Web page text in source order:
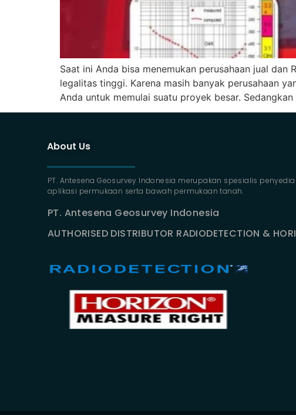
Saat ini Anda bisa menemukan perusahaan jual
legalitas tinggi. Karena masih banyak perusahaan
Anda untuk memulai suatu proyek besar.
About Us
PT. Antesena Geosurvey Indonesia merupakan spesialis
aplikasi permukaan serta bawah permukaan tanah.
PT. Antesena Geosurvey Indonesia
AUTHORISED DISTRIBUTOR RADIODETECTION &